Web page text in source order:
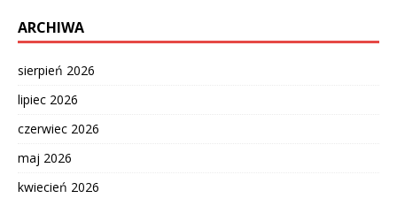
ARCHIWA
sierpień 2026
lipiec 2026
czerwiec 2026
maj 2026
kwiecień 2026